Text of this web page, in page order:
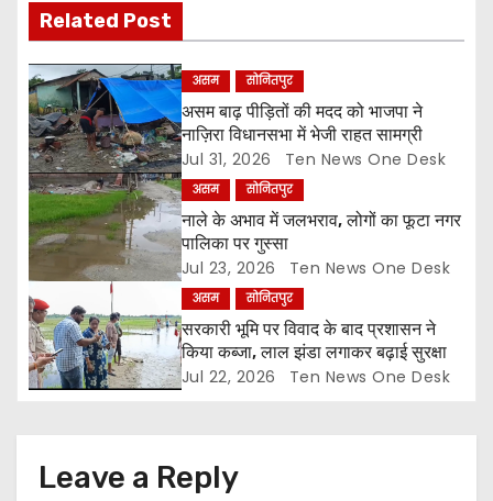
g
a
t
i
o
n
Related Post
असम सोनितपुर
असम बाढ़ पीड़ितों की मदद को भाजपा ने
नाज़िरा विधानसभा में भेजी राहत सामग्री
Jul 31, 2026 Ten News One Desk
असम सोनितपुर
नाले के अभाव में जलभराव, लोगों का फूटा नगर
पालिका पर गुस्सा
Jul 23, 2026 Ten News One Desk
असम सोनितपुर
सरकारी भूमि पर विवाद के बाद प्रशासन ने
किया कब्जा, लाल झंडा लगाकर बढ़ाई सुरक्षा
Jul 22, 2026 Ten News One Desk
Leave a Reply